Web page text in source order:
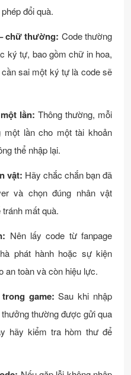
đổi quà.
chữ thường: Code thường
ký tự, bao gồm chữ in hoa,
sai một ký tự là code sẽ
lần: Thông thường, mỗi
lần cho một tài khoản
thể nhập lại.
vật: Hãy chắc chắn bạn đã
và chọn đúng nhân vật
mất quà.
Nên lấy code từ fanpage
phát hành hoặc sự kiện
an toàn và còn hiệu lực.
game:Sau khi nhập
thường được gửi qua
hãy kiểm tra hòm thư để